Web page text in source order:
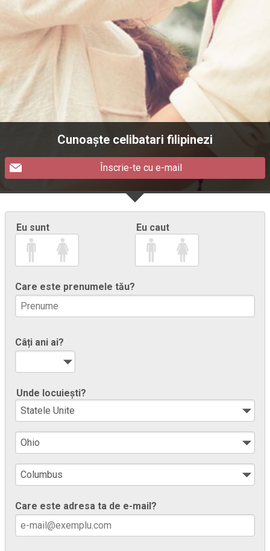
Cunoaște celibatari filipinezi
Înscrie-te cu e-mail
Eu sunt Eu caut
Care este prenumele tău?
Câți ani ai?
Unde locuiești?
Care este adresa ta de e-mail?